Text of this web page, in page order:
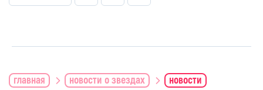
главная новости о звездах новости